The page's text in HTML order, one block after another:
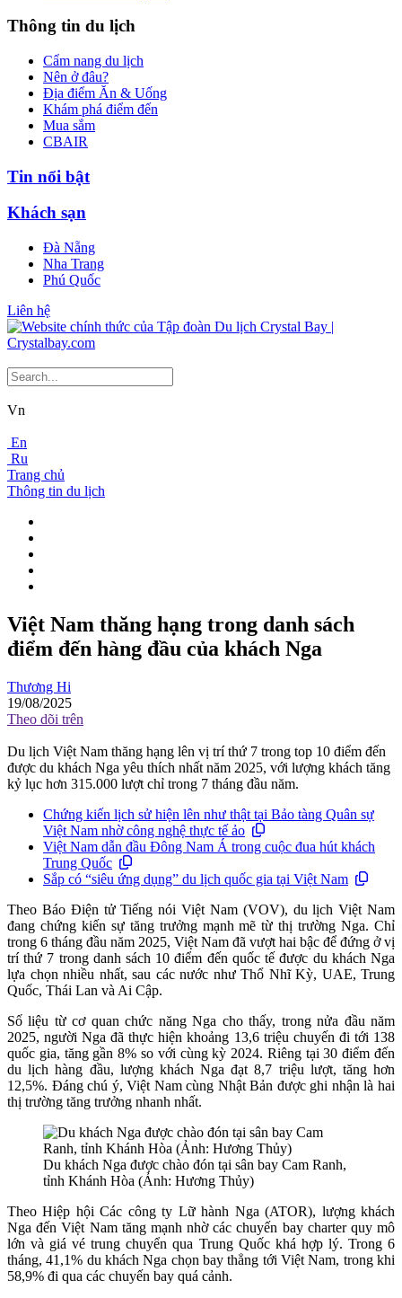
Thông tin du lịch
Cẩm nang du lịch
Nên ở đâu?
Địa điểm Ăn & Uống
Khám phá điểm đến
Mua sắm
CBAIR
Tin nổi bật
Khách sạn
Đà Nẵng
Nha Trang
Phú Quốc
Liên hệ
Vn
En
Ru
Trang chủ
Thông tin du lịch
Việt Nam thăng hạng trong danh sách
điểm đến hàng đầu của khách Nga
Thương Hi
19/08/2025
Theo dõi trên
Du lịch Việt Nam thăng hạng lên vị trí thứ 7 trong top 10 điểm đến
được du khách Nga yêu thích nhất năm 2025, với lượng khách tăng
kỷ lục hơn 315.000 lượt chỉ trong 7 tháng đầu năm.
Chứng kiến lịch sử hiện lên như thật tại Bảo tàng Quân sự
Việt Nam nhờ công nghệ thực tế ảo
Việt Nam dẫn đầu Đông Nam Á trong cuộc đua hút khách
Trung Quốc
Sắp có “siêu ứng dụng” du lịch quốc gia tại Việt Nam
Theo Báo Điện tử Tiếng nói Việt Nam (VOV), du lịch Việt Nam
đang chứng kiến sự tăng trưởng mạnh mẽ từ thị trường Nga. Chỉ
trong 6 tháng đầu năm 2025, Việt Nam đã vượt hai bậc để đứng ở vị
trí thứ 7 trong danh sách 10 điểm đến quốc tế được du khách Nga
lựa chọn nhiều nhất, sau các nước như Thổ Nhĩ Kỳ, UAE, Trung
Quốc, Thái Lan và Ai Cập.
Số liệu từ cơ quan chức năng Nga cho thấy, trong nửa đầu năm
2025, người Nga đã thực hiện khoảng 13,6 triệu chuyến đi tới 138
quốc gia, tăng gần 8% so với cùng kỳ 2024. Riêng tại 30 điểm đến
du lịch hàng đầu, lượng khách Nga đạt 8,7 triệu lượt, tăng hơn
12,5%. Đáng chú ý, Việt Nam cùng Nhật Bản được ghi nhận là hai
thị trường tăng trưởng nhanh nhất.
Du khách Nga được chào đón tại sân bay Cam Ranh,
tỉnh Khánh Hòa (Ảnh: Hương Thủy)
Theo Hiệp hội Các công ty Lữ hành Nga (ATOR), lượng khách
Nga đến Việt Nam tăng mạnh nhờ các chuyến bay charter quy mô
lớn và giá vé trung chuyển qua Trung Quốc khá hợp lý. Trong 6
tháng, 41,1% du khách Nga chọn bay thẳng tới Việt Nam, trong khi
58,9% đi qua các chuyến bay quá cảnh.